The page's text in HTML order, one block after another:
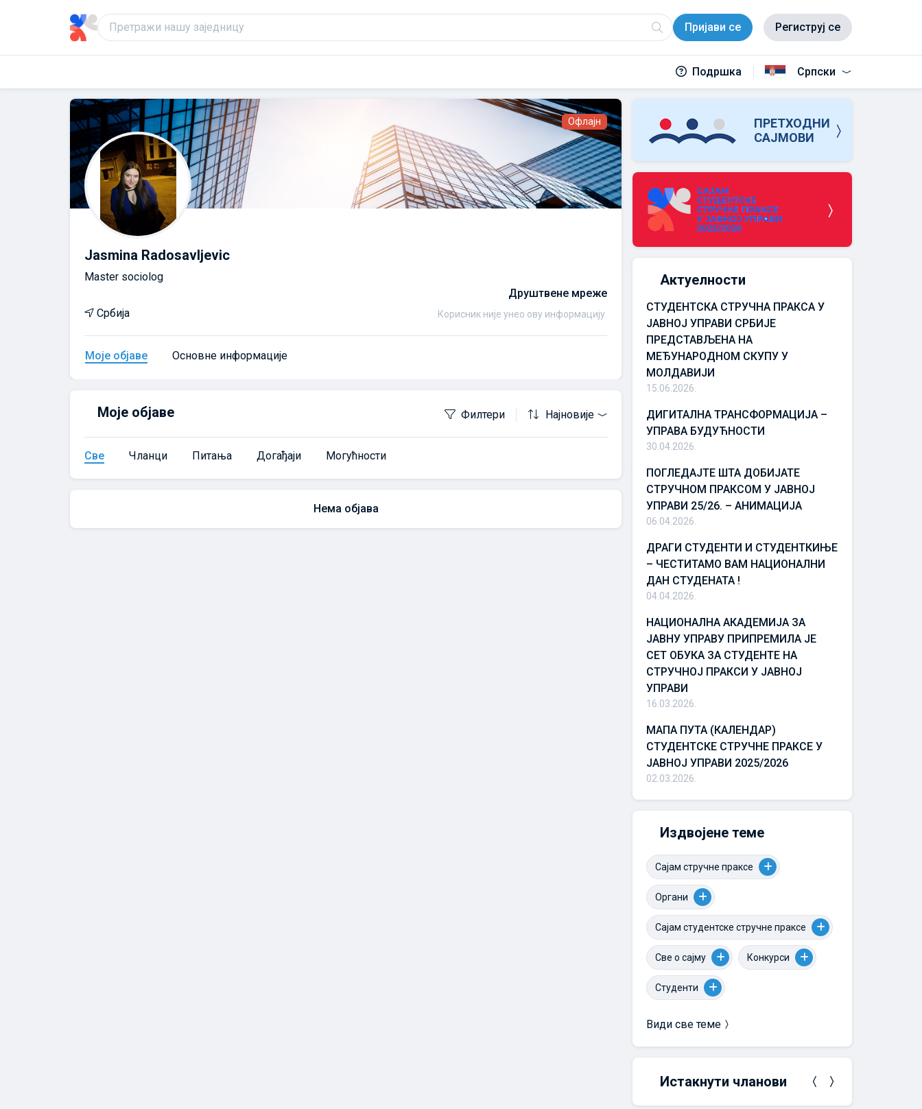
Пријави се Региструј се
Подршка Српски
Офлајн
Jasmina Radosavljevic
Master sociolog
Србија
Друштвене мреже
Корисник није унео ову информацију.
Моје објаве Основне информације
Моје објаве Филтери Најновије
Све Чланци Питања Догађаји Могућности
Нема објава
ПРЕТХОДНИ
САЈМОВИ
Актуелности
СТУДЕНТСКА СТРУЧНА ПРАКСА У
ЈАВНОЈ УПРАВИ СРБИЈЕ
ПРЕДСТАВЉЕНА НА
МЕЂУНАРОДНОМ СКУПУ У
МОЛДАВИЈИ
15.06.2026.
ДИГИТАЛНА ТРАНСФОРМАЦИЈА –
УПРАВА БУДУЋНОСТИ
30.04.2026.
ПОГЛЕДАЈТЕ ШТА ДОБИЈАТЕ
СТРУЧНОМ ПРАКСОМ У ЈАВНОЈ
УПРАВИ 25/26. – АНИМАЦИЈА
06.04.2026.
ДРАГИ СТУДЕНТИ И СТУДЕНТКИЊЕ
– ЧЕСТИТАМО ВАМ НАЦИОНАЛНИ
ДАН СТУДЕНАТА !
04.04.2026.
НАЦИОНАЛНА АКАДЕМИЈА ЗА
ЈАВНУ УПРАВУ ПРИПРЕМИЛА ЈЕ
СЕТ ОБУКА ЗА СТУДЕНТЕ НА
СТРУЧНОЈ ПРАКСИ У ЈАВНОЈ
УПРАВИ
16.03.2026.
МАПА ПУТА (КАЛЕНДАР)
СТУДЕНТСКЕ СТРУЧНЕ ПРАКСЕ У
ЈАВНОЈ УПРАВИ 2025/2026
02.03.2026.
Издвојене теме
Сајам стручне праксе
Органи
Сајам студентске стручне праксе
Све о сајму Конкурси
Студенти
Види све теме
Истакнути чланови